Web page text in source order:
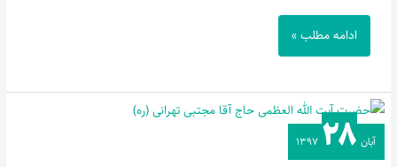
ادامه مطلب »
آبان ۲۸ ۱۳۹۷
وصیت
امام